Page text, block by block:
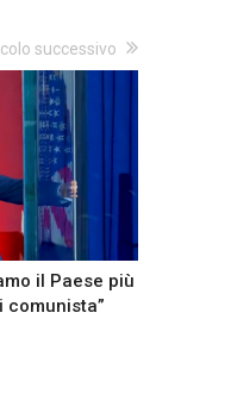
successivo
il Paese più
comunista”